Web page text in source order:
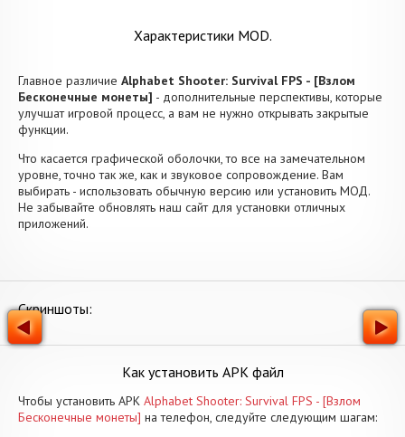
Характеристики MOD.
Главное различие Alphabet Shooter: Survival FPS - [Взлом
Бесконечные монеты] - дополнительные перспективы, которые
улучшат игровой процесс, а вам не нужно открывать закрытые
функции.
Что касается графической оболочки, то все на замечательном
уровне, точно так же, как и звуковое сопровождение. Вам
выбирать - использовать обычную версию или установить МОД.
Не забывайте обновлять наш сайт для установки отличных
приложений.
Скриншоты:
Как установить APK файл
Чтобы установить APK Alphabet Shooter: Survival FPS - [Взлом
Бесконечные монеты] на телефон, следуйте следующим шагам: